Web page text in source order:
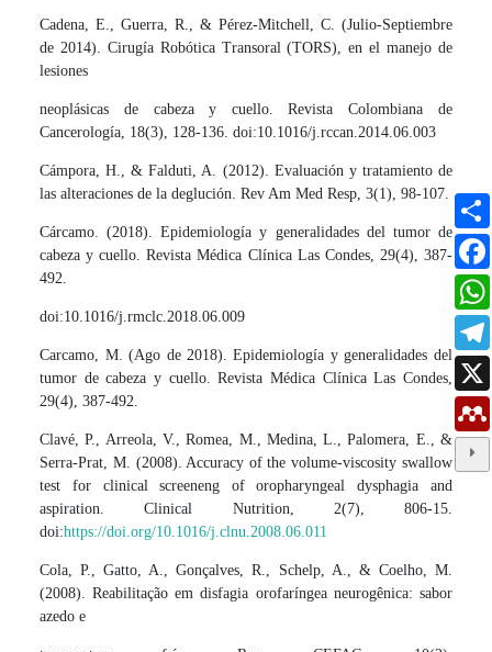
Cadena, E., Guerra, R., & Pérez-Mitchell, C. (Julio-Septiembre
de 2014). Cirugía Robótica Transoral (TORS), en el manejo de
lesiones
neoplásicas de cabeza y cuello. Revista Colombiana de
Cancerología, 18(3), 128-136. doi:10.1016/j.rccan.2014.06.003
Cámpora, H., & Falduti, A. (2012). Evaluación y tratamiento de
las alteraciones de la deglución. Rev Am Med Resp, 3(1), 98-107.
Cárcamo. (2018). Epidemiología y generalidades del tumor de
cabeza y cuello. Revista Médica Clínica Las Condes, 29(4), 387-
492.
doi:10.1016/j.rmclc.2018.06.009
Carcamo, M. (Ago de 2018). Epidemiología y generalidades del
tumor de cabeza y cuello. Revista Médica Clínica Las Condes,
29(4), 387-492.
Clavé, P., Arreola, V., Romea, M., Medina, L., Palomera, E., &
Serra-Prat, M. (2008). Accuracy of the volume-viscosity swallow
test for clinical screeneng of oropharyngeal dysphagia and
aspiration. Clinical Nutrition, 2(7), 806-15.
doi:https://doi.org/10.1016/j.clnu.2008.06.011
Cola, P., Gatto, A., Gonçalves, R., Schelp, A., & Coelho, M.
(2008). Reabilitação em disfagia orofaríngea neurogênica: sabor
azedo e